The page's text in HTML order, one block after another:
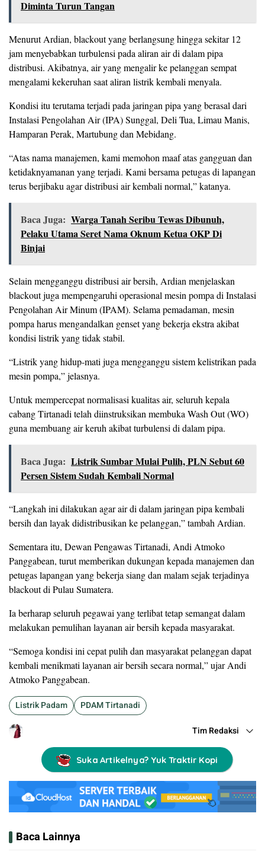
Diminta Turun Tangan
Menurut Ardian, blackout yang berlangsung hingga sekitar 12
jam menyebabkan turbulensi pada aliran air di dalam pipa
distribusi. Akibatnya, air yang mengalir ke pelanggan sempat
mengalami kekeruhan saat aliran listrik kembali menyala.
Kondisi itu terutama terjadi pada jaringan pipa yang berasal dari
Instalasi Pengolahan Air (IPA) Sunggal, Deli Tua, Limau Manis,
Hamparan Perak, Martubung dan Mebidang.
“Atas nama manajemen, kami memohon maaf atas gangguan dan
ketidaknyamanan yang terjadi. Kami bersama petugas di lapangan
terus berjibaku agar distribusi air kembali normal,” katanya.
Baca Juga: Warga Tanah Seribu Tewas Dibunuh,
Pelaku Utama Seret Nama Oknum Ketua OKP Di
Binjai
Selain mengganggu distribusi air bersih, Ardian menjelaskan
blackout juga mempengaruhi operasional mesin pompa di Instalasi
Pengolahan Air Minum (IPAM). Selama pemadaman, mesin
pompa harus mengandalkan genset yang bekerja ekstra akibat
kondisi listrik yang tidak stabil.
“Listrik yang hidup-mati juga mengganggu sistem kelistrikan pada
mesin pompa,” jelasnya.
Untuk mempercepat normalisasi kualitas air, seluruh kepala
cabang Tirtanadi telah diinstruksikan membuka Wash Out (WO)
guna membuang air keruh akibat turbulensi di dalam pipa.
Baca Juga: Listrik Sumbar Mulai Pulih, PLN Sebut 60
Persen Sistem Sudah Kembali Normal
“Langkah ini dilakukan agar air di dalam jaringan pipa kembali
bersih dan layak didistribusikan ke pelanggan,” tambah Ardian.
Sementara itu, Dewan Pengawas Tirtanadi, Andi Atmoko
Panggabean, turut memberikan dukungan kepada manajemen dan
petugas lapangan yang bekerja siang dan malam sejak terjadinya
blackout di Pulau Sumatera.
Ia berharap seluruh pegawai yang terlibat tetap semangat dalam
melakukan pemulihan layanan air bersih kepada masyarakat.
“Semoga kondisi ini cepat pulih dan masyarakat pelanggan dapat
kembali menikmati layanan air bersih secara normal,” ujar Andi
Atmoko Panggabean.
Listrik Padam PDAM Tirtanadi
Tim Redaksi
Suka Artikelnya? Yuk Traktir Kopi
Baca Lainnya